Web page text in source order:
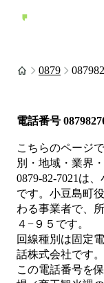
0879
電話番号
こちらのページで
別・地域・業界
0879-82-7021 は、
です。 小豆島町
わる事業者で、
４−９５ です。
回線種別は固定
話株式会社です。
この電話番号を